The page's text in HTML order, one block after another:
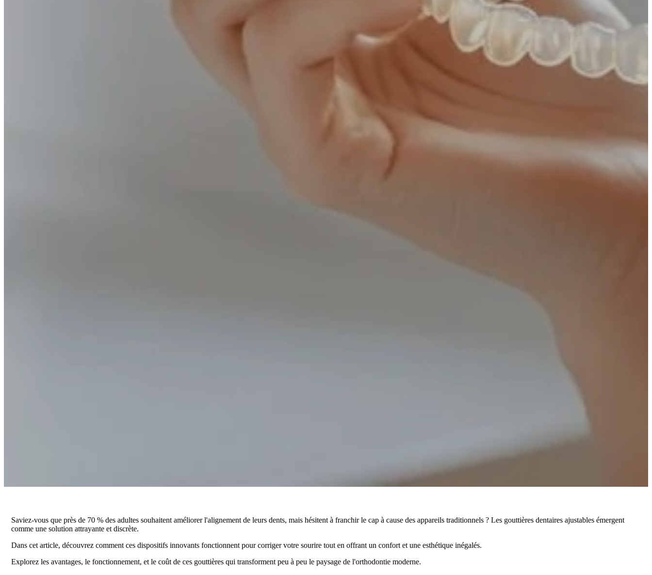
Saviez-vous que près de 70 % des adultes souhaitent améliorer l'alignement de leurs dents, mais hésitent à franchir le cap à cause des appareils traditionnels ? Les gouttières dentaires ajustables émergent
comme une solution attrayante et discrète.
Dans cet article, découvrez comment ces dispositifs innovants fonctionnent pour corriger votre sourire tout en offrant un confort et une esthétique inégalés.
Explorez les avantages, le fonctionnement, et le coût de ces gouttières qui transforment peu à peu le paysage de l'orthodontie moderne.